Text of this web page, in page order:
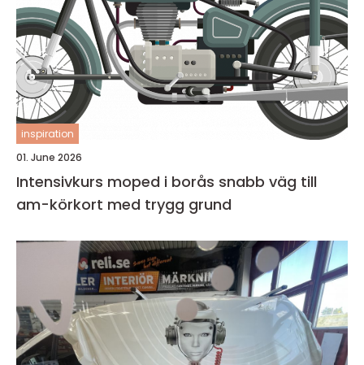
inspiration
01. June 2026
Intensivkurs moped i borås snabb väg till
am-körkort med trygg grund